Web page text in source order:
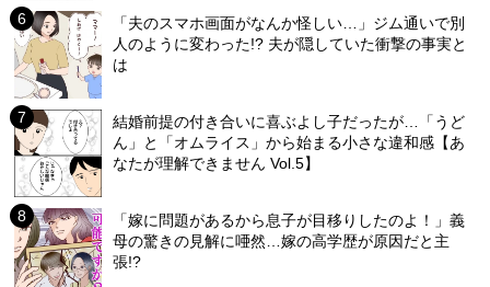
「夫のスマホ画面がなんか怪しい…」ジム通いで別
人のように変わった!? 夫が隠していた衝撃の事実と
は
結婚前提の付き合いに喜ぶよし子だったが…「うど
ん」と「オムライス」から始まる小さな違和感【あ
なたが理解できません Vol.5】
「嫁に問題があるから息子が目移りしたのよ！」義
母の驚きの見解に唖然…嫁の高学歴が原因だと主
張!?